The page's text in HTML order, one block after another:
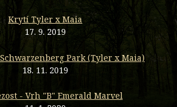
Krytí Tyler x Maia
17. 9. 2019
Park (Tyler x Maia)
18. 11. 2019
- Vrh "B" Emerald Marvel